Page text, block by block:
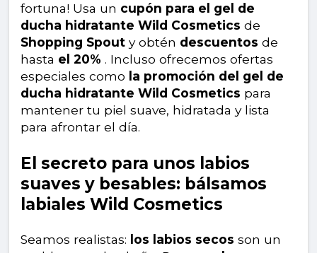
fortuna! Usa un cupón para el gel de
ducha hidratante Wild Cosmetics de
Shopping Spout y obtén descuentos de
hasta el 20% . Incluso ofrecemos ofertas
especiales como la promoción del gel de
ducha hidratante Wild Cosmetics para
mantener tu piel suave, hidratada y lista
para afrontar el día.
El secreto para unos labios
suaves y besables: bálsamos
labiales Wild Cosmetics
Seamos realistas: los labios secos son un